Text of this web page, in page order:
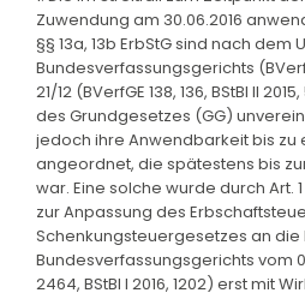
Zuwendung am 30.06.2016
§§ 13a, 13b ErbStG sind nach dem
Bundesverfassungsgerichts
21/12 (BVerfGE 138, 136, BStBl II
des Grundgesetzes (GG)
jedoch ihre Anwendbarkeit bis zu
angeordnet, die spätestens bis
war. Eine solche wurde durch Art.
zur Anpassung des
Schenkungsteuergesetzes an
Bundesverfassungsgerichts vom
2464, BStBl I 2016, 1202) erst mit